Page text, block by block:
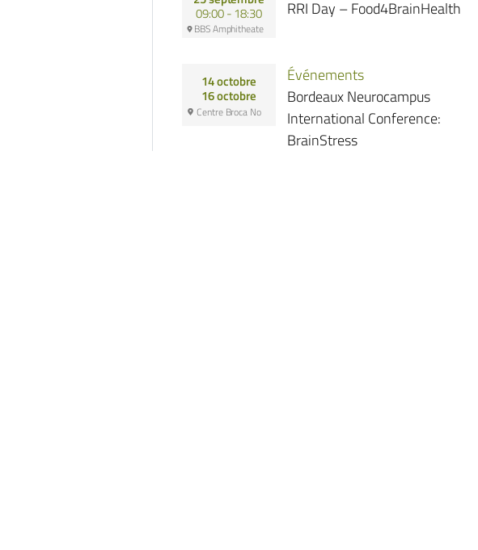
09:00 - 18:30
BBS Amphitheate
RRI Day – Food4BrainHealth
14 octobre
16 octobre
Centre Broca No
Événements
Bordeaux Neurocampus
International Conference:
BrainStress